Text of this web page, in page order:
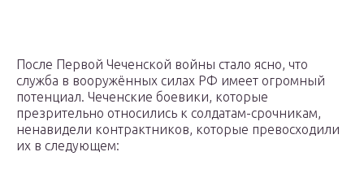
После Первой Чеченской войны стало ясно, что
служба в вооружённых силах РФ имеет огромный
потенциал. Чеченские боевики, которые
презрительно относились к солдатам-срочникам,
ненавидели контрактников, которые превосходили
их в следующем: